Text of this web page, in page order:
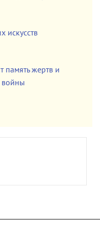
искусств
память жертв и
войны